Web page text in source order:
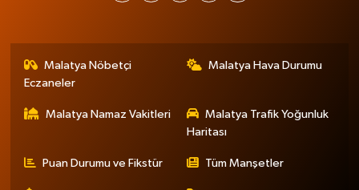
Malatya Nöbetçi
Eczaneler
Malatya Hava Durumu
Malatya Namaz Vakitleri
Malatya Trafik Yoğunluk
Haritası
Puan Durumu ve Fikstür Tüm Manşetler